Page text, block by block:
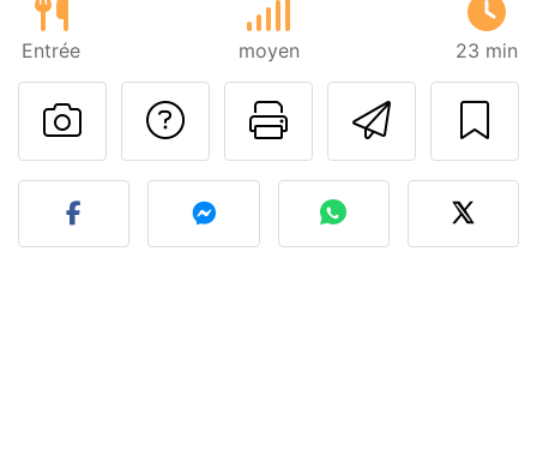
Entrée moyen 23 min
Imprimer
Poser une
Publier votre photo de